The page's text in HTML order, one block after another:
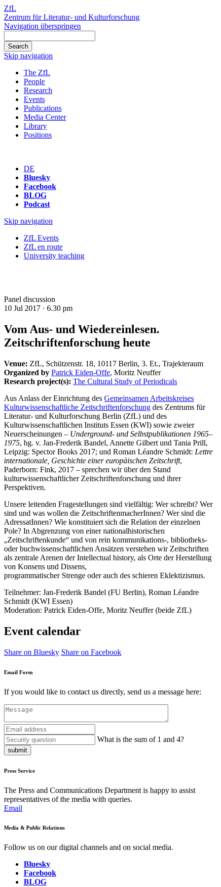
ZfL
Zentrum für Literatur- und Kulturforschung
Navigation überspringen
Skip navigation
The ZfL
People
Research
Events
Publications
Media Center
Library
Positions
DE
Bluesky
Facebook
BLOG
Podcast
Skip navigation
ZfL Events
ZfL en route
University teaching
Panel discussion
10 Jul 2017 · 6.30 pm
Vom Aus- und Wiedereinlesen.
Zeitschriftenforschung heute
Venue: ZfL, Schützenstr. 18, 10117 Berlin, 3. Et., Trajekteraum
Organized by Patrick Eiden-Offe, Moritz Neuffer
Research project(s): The Cultural Study of Periodicals
Aus Anlass der Einrichtung des Gemeinsamen Arbeitskreises
Kulturwissenschaftliche Zeitschriftenforschung des Zentrums für
Literatur- und Kulturforschung Berlin (ZfL) und des
Kulturwissenschaftlichen Instituts Essen (KWI) sowie zweier
Neuerscheinungen – Underground- und Selbstpublikationen 1965–
1975, hg. v. Jan-Frederik Bandel, Annette Gilbert und Tania Prill,
Leipzig: Spector Books 2017; und Roman Léandre Schmidt: Lettre
internationale, Geschichte einer europäischen Zeitschrift,
Paderborn: Fink, 2017 – sprechen wir über den Stand
kulturwissenschaftlicher Zeitschriftenforschung und ihrer
Perspektiven.
Unsere leitenden Fragestellungen sind vielfältig: Wer schreibt? Wer
sind und was wollen die ZeitschriftenmacherInnen? Wer sind die
AdressatInnen? Wie konstituiert sich die Relation der einzelnen
Pole? In Abgrenzung von einer nationalhistorischen
„Zeitschriftenkunde“ und von rein kommunikations-, bibliotheks-
oder buchwissenschaftlichen Ansätzen verstehen wir Zeitschriften
als zentrale Arenen der Intellectual history, als Orte der Herstellung
von Konsens und Dissens,
programmatischer Strenge oder auch des schieren Eklektizismus.
Teilnehmer: Jan-Frederik Bandel (FU Berlin), Roman Léandre
Schmidt (KWI Essen)
Moderation: Patrick Eiden-Offe, Moritz Neuffer (beide ZfL)
Event calendar
Share on Bluesky Share on Facebook
Email Form
If you would like to contact us directly, send us a message here:
What is the sum of 1 and 4?
submit
Press Service
The Press and Communications Department is happy to assist
representatives of the media with queries.
Email
Media & Public Relations
Follow us on our digital channels and on social media.
Bluesky
Facebook
BLOG